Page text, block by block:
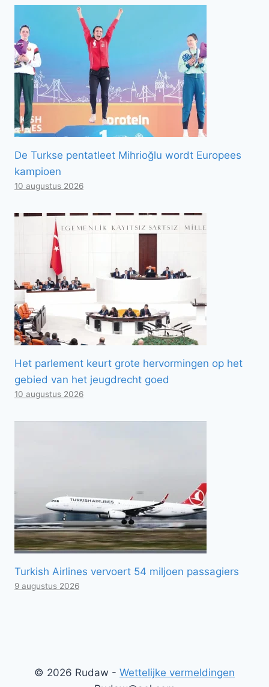
De Turkse pentatleet Mihrioğlu wordt Europees
kampioen
10 augustus 2026
Het parlement keurt grote hervormingen op het
gebied van het jeugdrecht goed
10 augustus 2026
Turkish Airlines vervoert 54 miljoen passagiers
9 augustus 2026
© 2026 Rudaw - Wettelijke vermeldingen